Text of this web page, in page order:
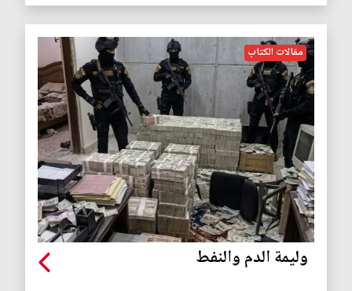
مقالات الكتاب
وليمة الدم والنفط